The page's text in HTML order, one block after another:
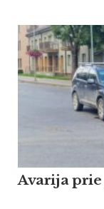
Avarija prie